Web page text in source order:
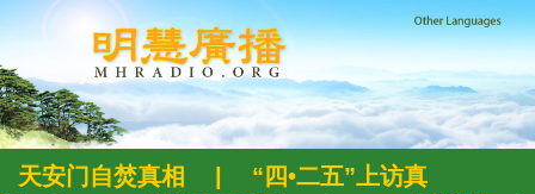
天安门自焚真相
“四•二五”上访真